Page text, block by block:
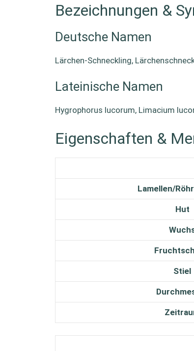
Bezeichnungen &
Deutsche Namen
Lärchen-Schneckling,
Lateinische Namen
Hygrophorus lucorum, Limacium
Eigenschaften &
Lamellen/
Hut
Stiel